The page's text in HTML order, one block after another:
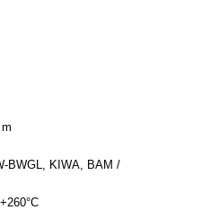
BWGL, KIWA, BAM /